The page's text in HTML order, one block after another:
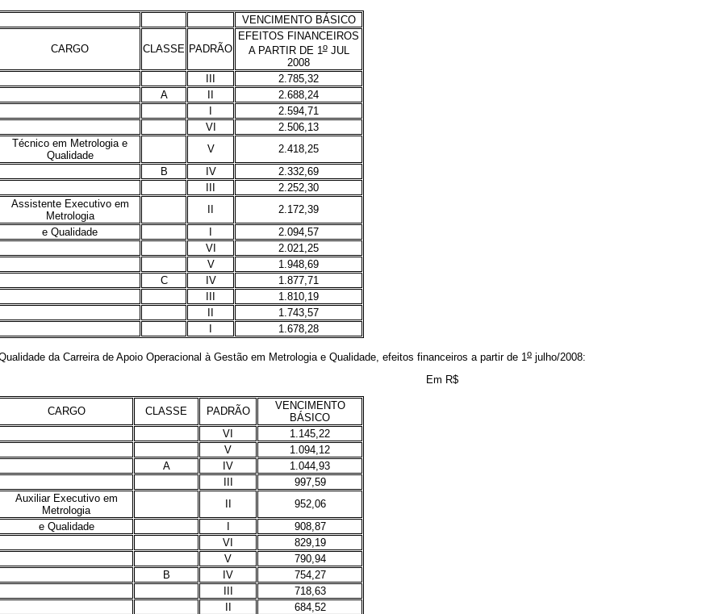
VENCIMENTO BÁSICO
CARGO CLASSE PADRÃO
EFEITOS FINANCEIROS
A PARTIR DE 1oJUL
2008
III
2.785,32
A
II
2.688,24
I
2.594,71
VI
2.506,13
Técnico em Metrologia e
Qualidade
V
2.418,25
B
IV
2.332,69
III
2.252,30
Assistente Executivo em
Metrologia
II
2.172,39
e Qualidade
I
2.094,57
VI
2.021,25
V
1.948,69
C
IV
1.877,71
III
1.810,19
II
1.743,57
I
1.678,28
da Carreira de Apoio Operacional à Gestão em Metrologia e Qualidade, efeitos financeiros a partir de 1 o julho/2008:
Em R$
CARGO CLASSE PADRÃO
VENCIMENTO
BÁSICO
VI
1.145,22
V
1.094,12
A
IV
1.044,93
997,59
Auxiliar Executivo em
Metrologia
952,06
e Qualidade
908,87
VI
829,19
V
790,94
B
IV
754,27
718,63
684,52